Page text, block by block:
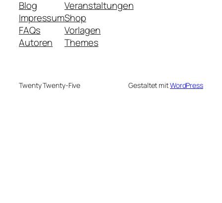
Blog
Impressum
FAQs
Autoren
Veranstaltungen
Shop
Vorlagen
Themes
Twenty Twenty-Five Gestaltet mitWordPress